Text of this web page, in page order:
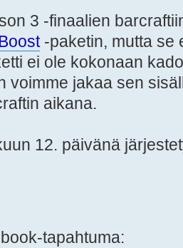
3 -finaalien
-paketin, mutta se
ei ole kokonaan
voimme jakaa sen
aikana.
12. päivänä
tapahtuma: